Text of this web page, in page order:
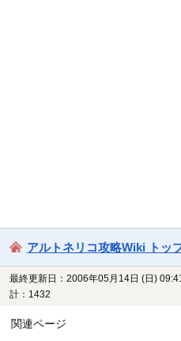
アルトネリコ攻略Wiki トッ
最終更新日：2006年05月14日 (日)
計：1432
関連ページ